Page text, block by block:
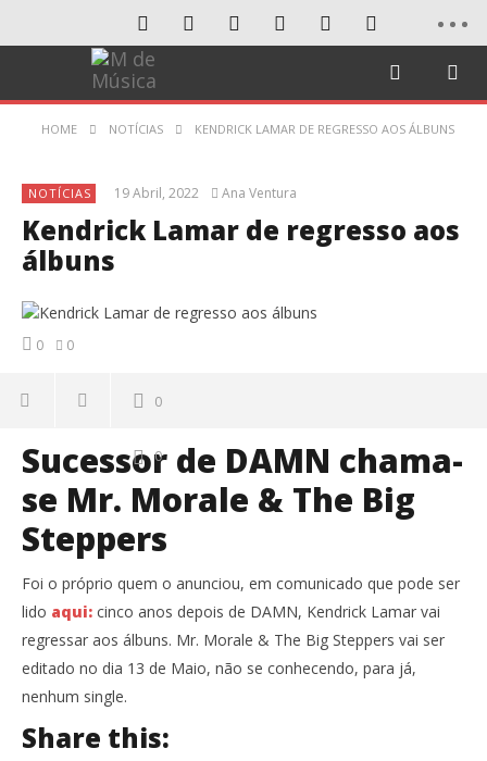
HOME NOTÍCIAS KENDRICK LAMAR DE REGRESSO AOS ÁLBUNS
NOTÍCIAS 19 Abril, 2022 Ana Ventura
Kendrick Lamar de regresso aos
álbuns
0 0
0
0
Sucessor de DAMN chama-
se Mr. Morale & The Big
Steppers
Foi o próprio quem o anunciou, em comunicado que pode ser
lido aqui: cinco anos depois de DAMN, Kendrick Lamar vai
regressar aos álbuns. Mr. Morale & The Big Steppers vai ser
editado no dia 13 de Maio, não se conhecendo, para já,
nenhum single.
Share this: